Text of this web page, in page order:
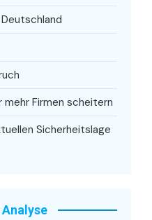
mehr Firmen scheitern
Sicherheitslage